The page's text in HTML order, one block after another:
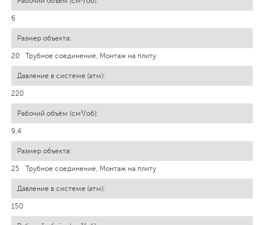
6
20 Трубное соединение, Монтаж на плиту
220
9,4
25 Трубное соединение, Монтаж на плиту
150